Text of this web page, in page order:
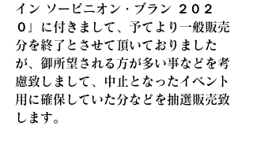
イン ソービニオン・ブラン ２０２
０」に付きまして、予てより一般販売
分を終了とさせて頂いておりました
が、御所望される方が多い事などを考
慮致しまして、中止となったイベント
用に確保していた分などを抽選販売致
します。